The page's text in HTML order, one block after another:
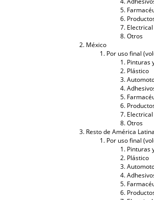
Otros
México
Por uso final
Pinturas
Plástico
Otros
Resto de América Latina
Por uso final
Pinturas
Plástico